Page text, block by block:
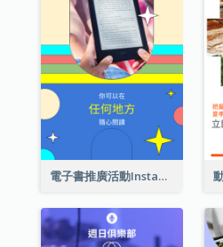
電子書推廣活動Instagram限時動態